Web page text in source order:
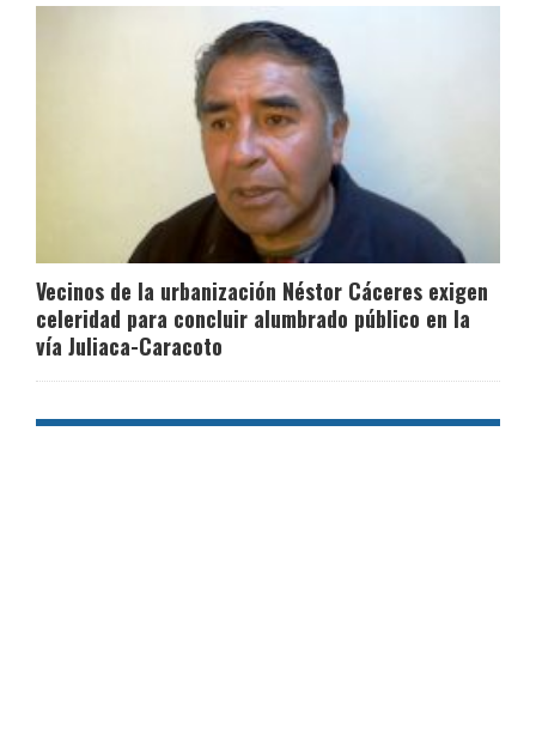
Vecinos de la urbanización Néstor Cáceres exigen
celeridad para concluir alumbrado público en la
vía Juliaca-Caracoto